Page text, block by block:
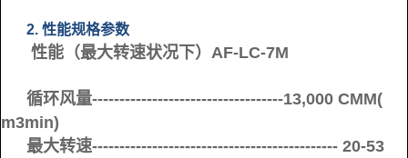
2. 性能规格参数
性能（最大转速状况下）AF-LC-7M
循环风量-----------------------------------13,000 CMM(
m3min)
最大转速--------------------------------------------- 20-53